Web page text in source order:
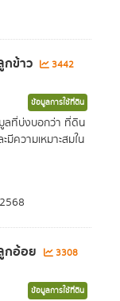
กข้าว
3442
ข้อมูลการใช้ที่ดิน
ลที่บ่งบอกว่า ที่ดิน
ความเหมาะสมใน
กอ้อย
3308
ข้อมูลการใช้ที่ดิน